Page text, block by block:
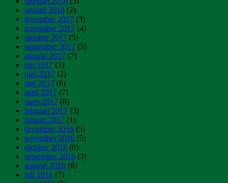
januari 2018 (2)
december 2017 (3)
november 2017 (4)
oktober 2017 (5)
september 2017 (5)
augusti 2017 (7)
juli 2017 (3)
juni 2017 (2)
maj 2017 (6)
april 2017 (7)
mars 2017 (6)
februari 2017 (3)
januari 2017 (1)
december 2016 (5)
november 2016 (5)
oktober 2016 (6)
september 2016 (3)
augusti 2016 (8)
juli 2016 (7)